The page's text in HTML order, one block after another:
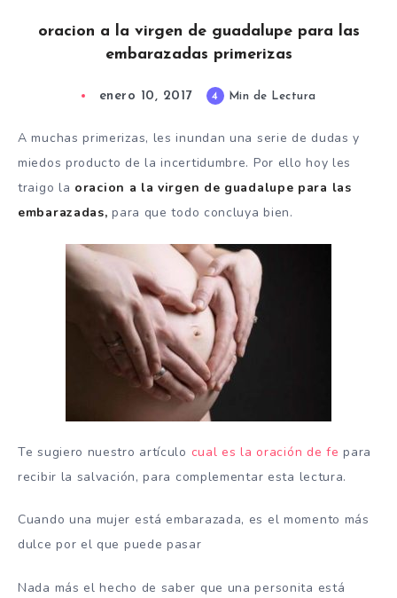
oracion a la virgen de guadalupe para las
embarazadas primerizas
enero 10, 2017 4 Min de Lectura
A muchas primerizas, les inundan una serie de dudas y
miedos producto de la incertidumbre. Por ello hoy les
traigo la oracion a la virgen de guadalupe para las
embarazadas,para que todo concluya bien.
Te sugiero nuestro artículo cual es la oración de fe para
recibir la salvación, para complementar esta lectura.
Cuando una mujer está embarazada, es el momento más
dulce por el que puede pasar
Nada más el hecho de saber que una personita está